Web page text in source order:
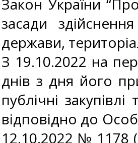
Закон України
засади
держави,
З 19.10.2022 на
днів з дня його
публічні
відповідно до
12.10.2022 № 1178